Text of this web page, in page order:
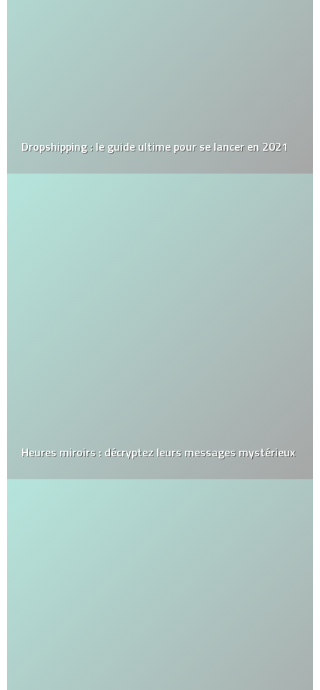
Dropshipping : le guide ultime pour se lancer en 2021
Heures miroirs : décryptez leurs messages mystérieux